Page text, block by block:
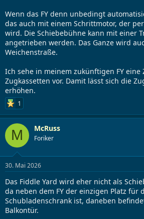
Wenn das FY denn unbedingt
das auch mit einem Schrittmotor, der
wird. Die Schiebebühne kann mit einer
angetrieben werden. Das Ganze wird
Weichenstraße.
Ich sehe in meinem zukünftigen FY
Zugkassetten vor. Damit lässt sich die
erhöhen.
1
M McRuss
Foriker
30. Mai 2026
Das Fiddle Yard wird eher nicht als
da neben dem FY der einzigen Platz für
Schubladenschrank ist, daneben
Balkontür.